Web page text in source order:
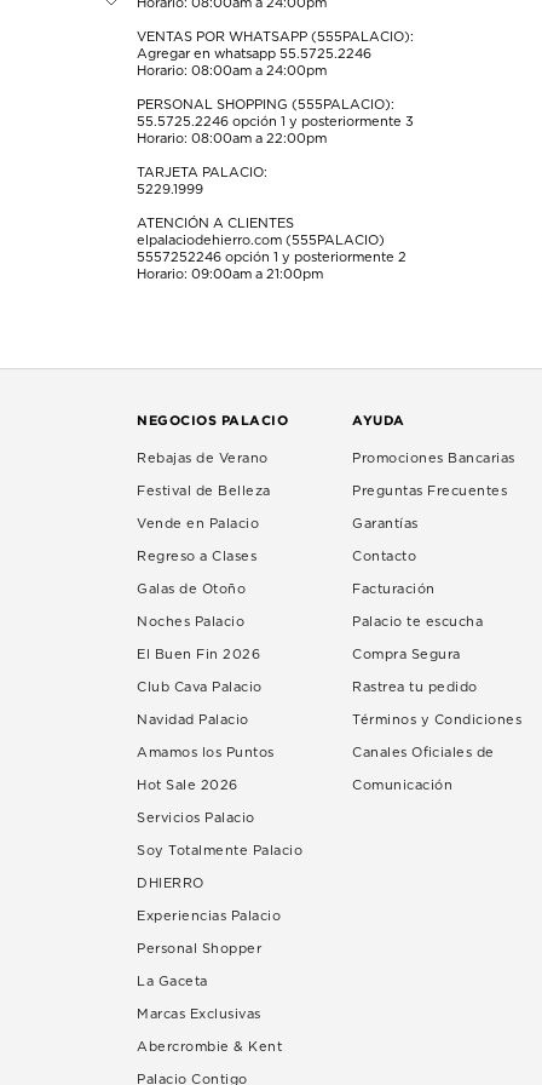
envío.
Horario: 08:00am a 24:00pm
VENTAS POR WHATSAPP (555PALACIO):
Agregar en whatsapp 55.5725.2246
Horario: 08:00am a 24:00pm
PERSONAL SHOPPING (555PALACIO):
55.5725.2246 opción 1 y posteriormente 3
Horario: 08:00am a 22:00pm
TARJETA PALACIO:
5229.1999
ATENCIÓN A CLIENTES
elpalaciodehierro.com (555PALACIO)
5557252246 opción 1 y posteriormente 2
Horario: 09:00am a 21:00pm
NEGOCIOS PALACIO
Rebajas de Verano
Festival de Belleza
Vende en Palacio
Regreso a Clases
Galas de Otoño
Noches Palacio
El Buen Fin 2026
Club Cava Palacio
Navidad Palacio
Amamos los Puntos
Hot Sale 2026
Servicios Palacio
Soy Totalmente Palacio
DHIERRO
Experiencias Palacio
Personal Shopper
La Gaceta
Marcas Exclusivas
Abercrombie & Kent
Palacio Contigo
AYUDA
Promociones Bancarias
Preguntas Frecuentes
Garantías
Contacto
Facturación
Palacio te escucha
Compra Segura
Rastrea tu pedido
Términos y Condiciones
Canales Oficiales de
Comunicación